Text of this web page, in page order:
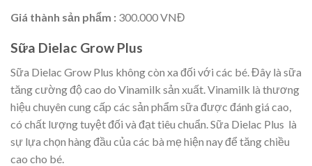
Giá thành sản phẩm : 300.000 VNĐ
Sữa Dielac Grow Plus
Sữa Dielac Grow Plus không còn xa đối với các bé. Đây là sữa
tăng cường độ cao do Vinamilk sản xuất. Vinamilk là thương
hiệu chuyên cung cấp các sản phẩm sữa được đánh giá cao,
có chất lượng tuyệt đối và đạt tiêu chuẩn. Sữa Dielac Plus là
sự lựa chọn hàng đầu của các bà mẹ hiện nay để tăng chiều
cao cho bé.